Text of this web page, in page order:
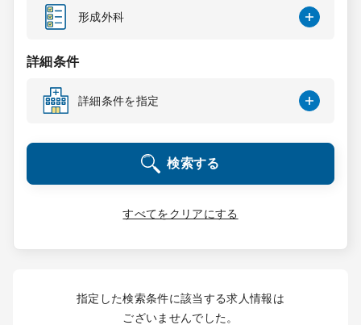
スポット検索
DtoDの転職・
コンサルタント
成功事例
転職ノウハウ
受付時間 9:00 ～ 18:00（平日）
形成外科
詳細条件
詳細条件を指定
検索する
すべてをクリアにする
指定した検索条件に該当する求人情報は
ございませんでした。